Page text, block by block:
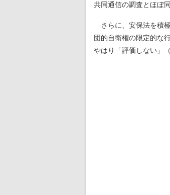
共同通信の調査とほぼ
さらに、安保法を積
団的自衛権の限定的な
やはり「評価しない」